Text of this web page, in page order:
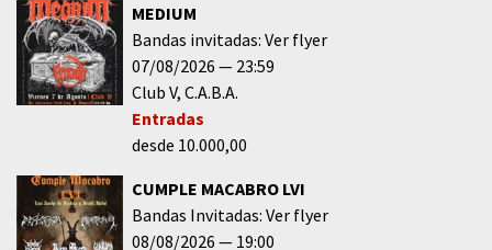
MEDIUM
Bandas invitadas: Ver flyer
07/08/2026
23:59
Club V C.A.B.A.
Entradas
desde 10.000,00
CUMPLE MACABRO LVI
Bandas Invitadas: Ver flyer
08/08/2026
19:00